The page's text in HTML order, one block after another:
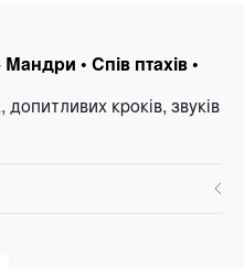
Мандри • Спів птахів •
кроків, звуків